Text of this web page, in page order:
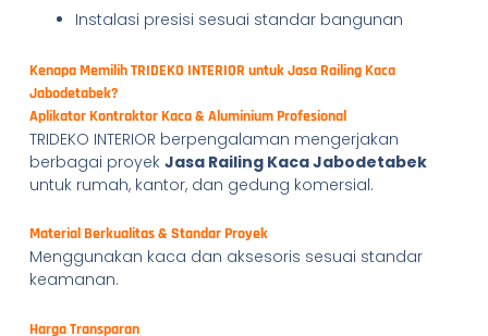
Instalasi presisi sesuai standar bangunan
Kenapa Memilih TRIDEKO INTERIOR untuk Jasa Railing Kaca
Jabodetabek?
Aplikator Kontraktor Kaca & Aluminium Profesional
TRIDEKO INTERIOR berpengalaman mengerjakan
berbagai proyek Jasa Railing Kaca Jabodetabek
untuk rumah, kantor, dan gedung komersial.
Material Berkualitas & Standar Proyek
Menggunakan kaca dan aksesoris sesuai standar
keamanan.
Harga Transparan